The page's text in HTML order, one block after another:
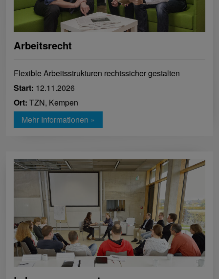
Arbeitsrecht
Flexible Arbeitsstrukturen rechtssicher gestalten
Start: 12.11.2026
Ort: TZN, Kempen
Mehr Informationen »